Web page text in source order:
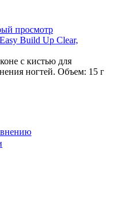
просмотр
Build Up Clear,
с кистью для
ногтей. Объем: 15 г